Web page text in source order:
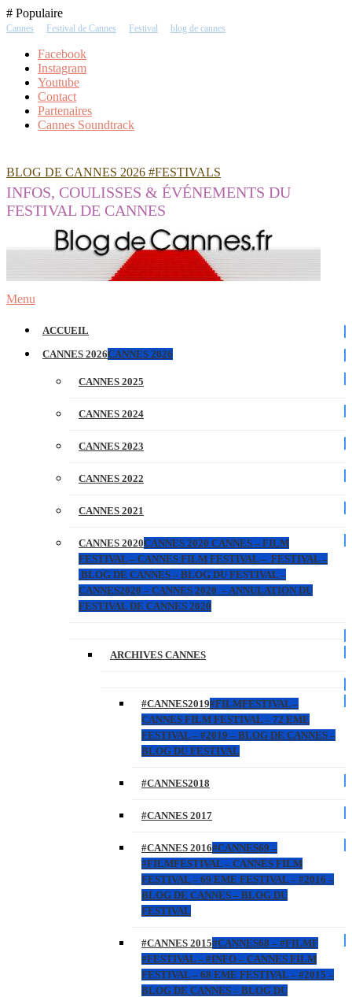
Skip
To
# Populaire
Cannes Festival de Cannes Festival blog de cannes
Facebook
Instagram
Youtube
Contact
Partenaires
Cannes Soundtrack
BLOG DE CANNES 2026 #FESTIVALS
INFOS, COULISSES & ÉVÉNEMENTS DU
FESTIVAL DE CANNES
Menu
ACCUEIL
CANNES 2026CANNES 2026
CANNES 2025
CANNES 2024
CANNES 2023
CANNES 2022
CANNES 2021
CANNES 2020CANNES 2020 CANNES – FILM
FESTIVAL – CANNES FILM FESTIVAL – FESTIVAL –
BLOG DE CANNES – BLOG DU FESTIVAL –
CANNES2020 – CANNES 2020 – ANNULATION DU
FESTIVAL DE CANNES 2020
ARCHIVES CANNES
#CANNES2019#FILMFESTIVAL –
CANNES FILM FESTIVAL – 72 EME
FESTIVAL – #2019 – BLOG DE CANNES –
BLOG DU FESTIVAL
#CANNES2018
#CANNES 2017
#CANNES 2016#CANNES69 –
#FILMFESTIVAL – CANNES FILM
FESTIVAL – 69 EME FESTIVAL – #2016 –
BLOG DE CANNES – BLOG DU
FESTIVAL
#CANNES 2015#CANNES68 – #FILMF
#FESTIVAL – #INFO – CANNES FILM
FESTIVAL – 68 EME FESTIVAL – #2015 –
BLOG DE CANNES – BLOG DU